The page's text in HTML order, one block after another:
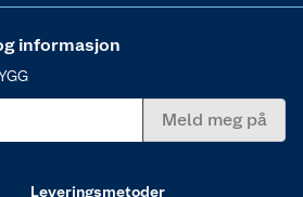
informasjon
Meld meg på
Leveringsmetoder